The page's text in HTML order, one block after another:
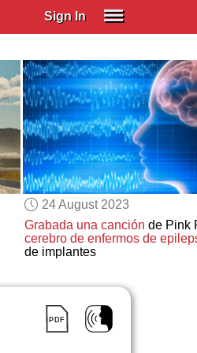
Sign In
GIFT
OTHER
ABOUT
24 August 2023
Grabada una canción de Pink
cerebro de enfermos de
de implantes